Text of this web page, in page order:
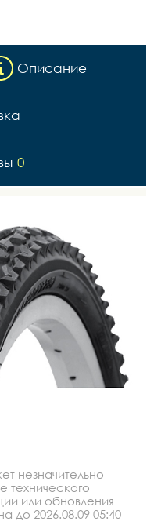
Описание
0
незначительно
технического
или обновления
до 2026.08.09 05:40